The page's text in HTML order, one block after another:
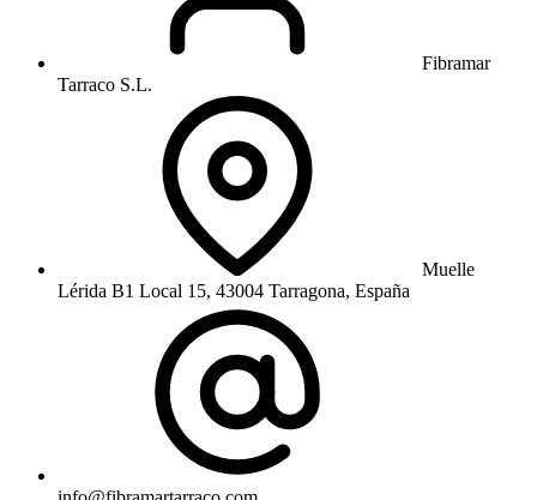
Fibramar
Tarraco S.L.
Muelle
Lérida B1 Local 15, 43004 Tarragona, España